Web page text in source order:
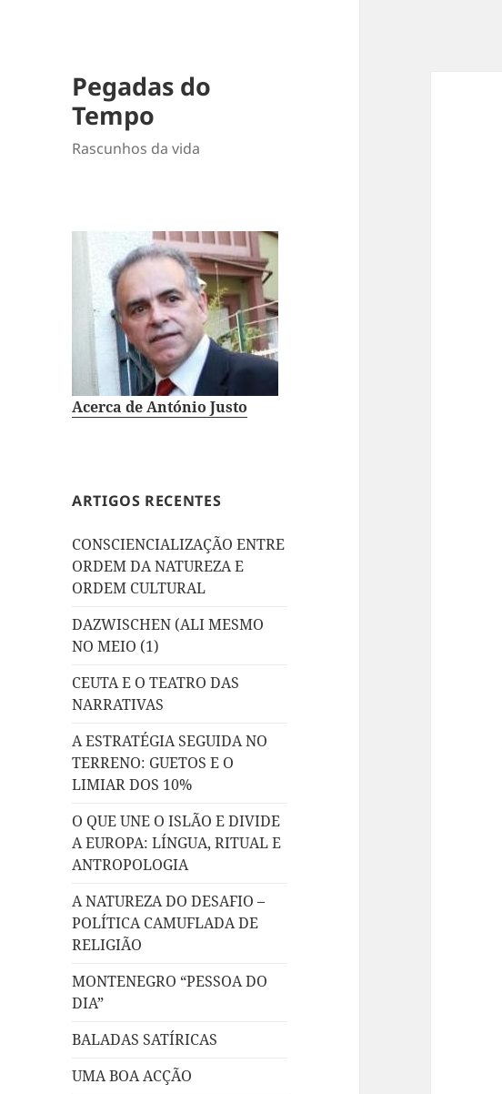
Pegadas do
Tempo
Rascunhos da vida
Acerca de António Justo
ARTIGOS RECENTES
CONSCIENCIALIZAÇÃO ENTRE
ORDEM DA NATUREZA E
ORDEM CULTURAL
DAZWISCHEN (ALI MESMO
NO MEIO (1)
CEUTA E O TEATRO DAS
NARRATIVAS
A ESTRATÉGIA SEGUIDA NO
TERRENO: GUETOS E O
LIMIAR DOS 10%
O QUE UNE O ISLÃO E DIVIDE
A EUROPA: LÍNGUA, RITUAL E
ANTROPOLOGIA
A NATUREZA DO DESAFIO –
POLÍTICA CAMUFLADA DE
RELIGIÃO
MONTENEGRO “PESSOA DO
DIA”
BALADAS SATÍRICAS
UMA BOA ACÇÃO